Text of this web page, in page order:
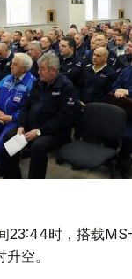
23:44时，搭载
空。